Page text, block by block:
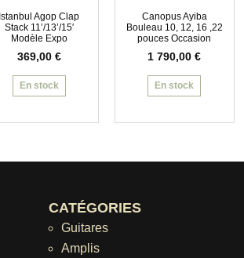
Istanbul Agop Clap
Stack 11’/13’/15′
Modèle Expo
369,00 €
En stock
Canopus Ayiba
Bouleau 10, 12, 16 ,22
pouces Occasion
1 790,00€
En stock
CATÉGORIES
Guitares
Amplis